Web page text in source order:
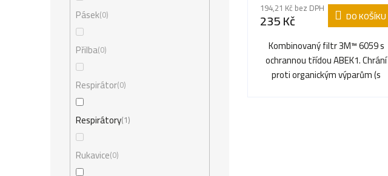
Pásek 0
Přilba 0
Respirátor 0
Respirátory 1
Rukavice 0
194,21 Kč bez DPH
235 Kč DO KOŠÍKU
Kombinovaný filtr 3M™ 6059 s
ochrannou třídou ABEK1. Chrání
proti organickým výparům (s